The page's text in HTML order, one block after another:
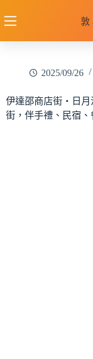
至
敦
2025/09/26
伊達邵商店街‧日月
街，伴手禮、民宿